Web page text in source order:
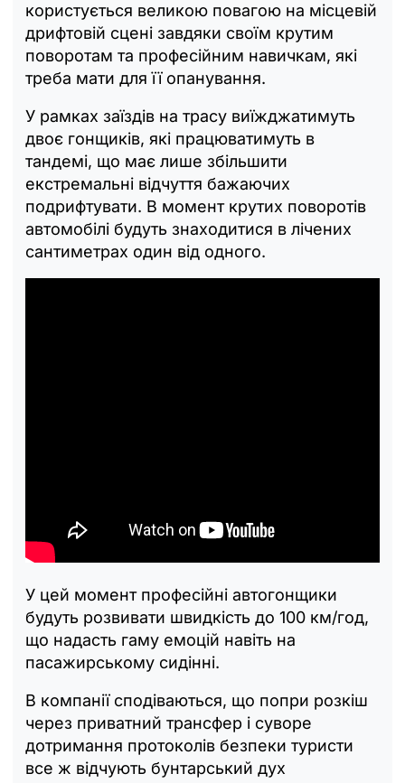
користується великою повагою на місцевій
дрифтовій сцені завдяки своїм крутим
поворотам та професійним навичкам, які
треба мати для її опанування.
У рамках заїздів на трасу виїжджатимуть
двоє гонщиків, які працюватимуть в
тандемі, що має лише збільшити
екстремальні відчуття бажаючих
подрифтувати. В момент крутих поворотів
автомобілі будуть знаходитися в лічених
сантиметрах один від одного.
У цей момент професійні автогонщики
будуть розвивати швидкість до 100 км/год,
що надасть гаму емоцій навіть на
пасажирському сидінні.
В компанії сподіваються, що попри розкіш
через приватний трансфер і суворе
дотримання протоколів безпеки туристи
все ж відчують бунтарський дух